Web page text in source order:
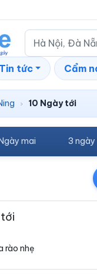
Tin tức Cẩm
› 10 Ngày tới
mai 3 ngày
tới
rào nhẹ